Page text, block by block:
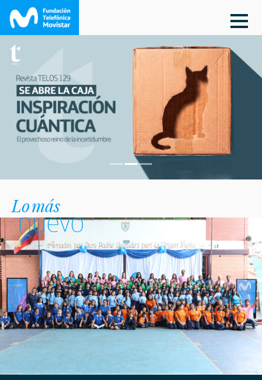
Lo más
nuevo